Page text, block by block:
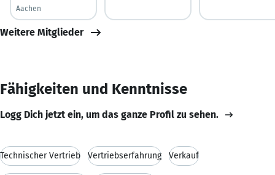
Aachen
Weitere Mitglieder
Fähigkeiten und Kenntnisse
Logg Dich jetzt ein, um das ganze Profil zu sehen.
Technischer Vertrieb Vertriebserfahrung Verkauf